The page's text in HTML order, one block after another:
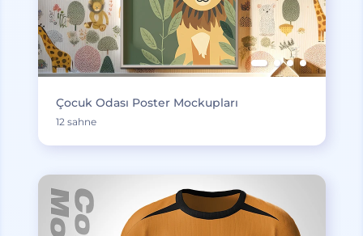
Çocuk Odası Poster Mockupları
12 sahne